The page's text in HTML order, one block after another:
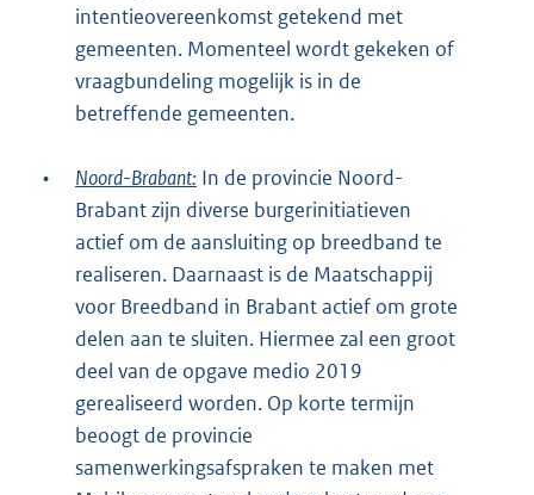
intentieovereenkomst getekend met
gemeenten. Momenteel wordt gekeken of
vraagbundeling mogelijk is in de
betreffende gemeenten.
• Noord-Brabant: In de provincie Noord-
Brabant zijn diverse burgerinitiatieven
actief om de aansluiting op breedband te
realiseren. Daarnaast is de Maatschappij
voor Breedband in Brabant actief om grote
delen aan te sluiten. Hiermee zal een groot
deel van de opgave medio 2019
gerealiseerd worden. Op korte termijn
beoogt de provincie
samenwerkingsafspraken te maken met